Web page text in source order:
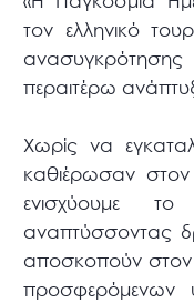
τον ελληνικό
περαιτέρω
Χωρίς να
καθιέρωσαν στον
ενισχύουμε
αναπτύσσοντας
αποσκοπούν στον
προσφερόμενων